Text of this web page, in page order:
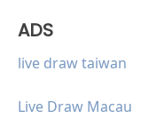
ADS
live draw taiwan
Live Draw Macau